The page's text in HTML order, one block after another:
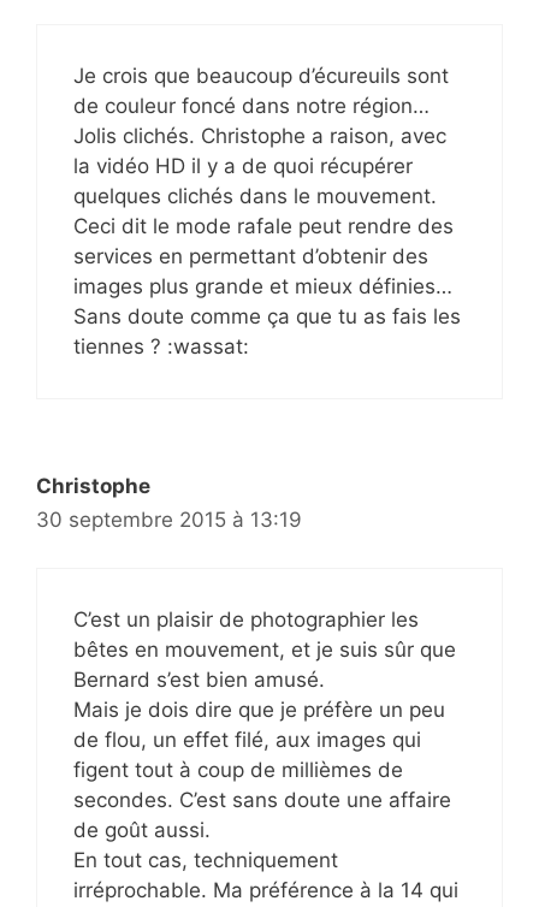
Je crois que beaucoup d’écureuils sont
de couleur foncé dans notre région…
Jolis clichés. Christophe a raison, avec
la vidéo HD il y a de quoi récupérer
quelques clichés dans le mouvement.
Ceci dit le mode rafale peut rendre des
services en permettant d’obtenir des
images plus grande et mieux définies…
Sans doute comme ça que tu as fais les
tiennes ? :wassat:
Christophe
30 septembre 2015 à 13:19
C’est un plaisir de photographier les
bêtes en mouvement, et je suis sûr que
Bernard s’est bien amusé.
Mais je dois dire que je préfère un peu
de flou, un effet filé, aux images qui
figent tout à coup de millièmes de
secondes. C’est sans doute une affaire
de goût aussi.
En tout cas, techniquement
irréprochable. Ma préférence à la 14 qui